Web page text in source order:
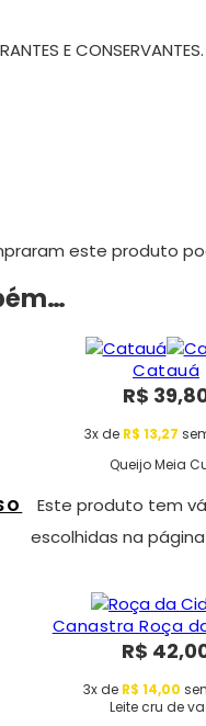
E CONSERVANTES.
este produto
Catauá
R$
3x de R$ 13,27
Queijo Meia
Este produto tem
escolhidas na
Canastra Roça
R$
3x de R$ 14,00
Leite cru de